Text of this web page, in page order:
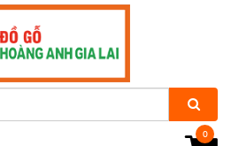
0